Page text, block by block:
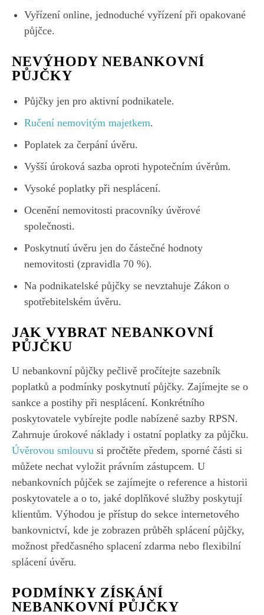
Vyřízení online, jednoduché vyřízení při opakované
půjčce.
NEVÝHODY NEBANKOVNÍ
PŮJČKY
Půjčky jen pro aktivní podnikatele.
Ručení nemovitým majetkem.
Poplatek za čerpání úvěru.
Vyšší úroková sazba oproti hypotečním úvěrům.
Vysoké poplatky při nesplácení.
Ocenění nemovitosti pracovníky úvěrové
společnosti.
Poskytnutí úvěru jen do částečné hodnoty
nemovitosti (zpravidla 70 %).
Na podnikatelské půjčky se nevztahuje Zákon o
spotřebitelském úvěru.
JAK VYBRAT NEBANKOVNÍ
PŮJČKU
U nebankovní půjčky pečlivě pročítejte sazebník
poplatků a podmínky poskytnutí půjčky. Zajímejte se o
sankce a postihy při nesplácení. Konkrétního
poskytovatele vybírejte podle nabízené sazby RPSN.
Zahrnuje úrokové náklady i ostatní poplatky za půjčku.
Úvěrovou smlouvu si pročtěte předem, sporné části si
můžete nechat vyložit právním zástupcem. U
nebankovních půjček se zajímejte o reference a historii
poskytovatele a o to, jaké doplňkové služby poskytují
klientům. Výhodou je přístup do sekce internetového
bankovnictví, kde je zobrazen průběh splácení půjčky,
možnost předčasného splacení zdarma nebo flexibilní
splácení úvěru.
PODMÍNKY ZÍSKÁNÍ
NEBANKOVNÍ PŮJČKY